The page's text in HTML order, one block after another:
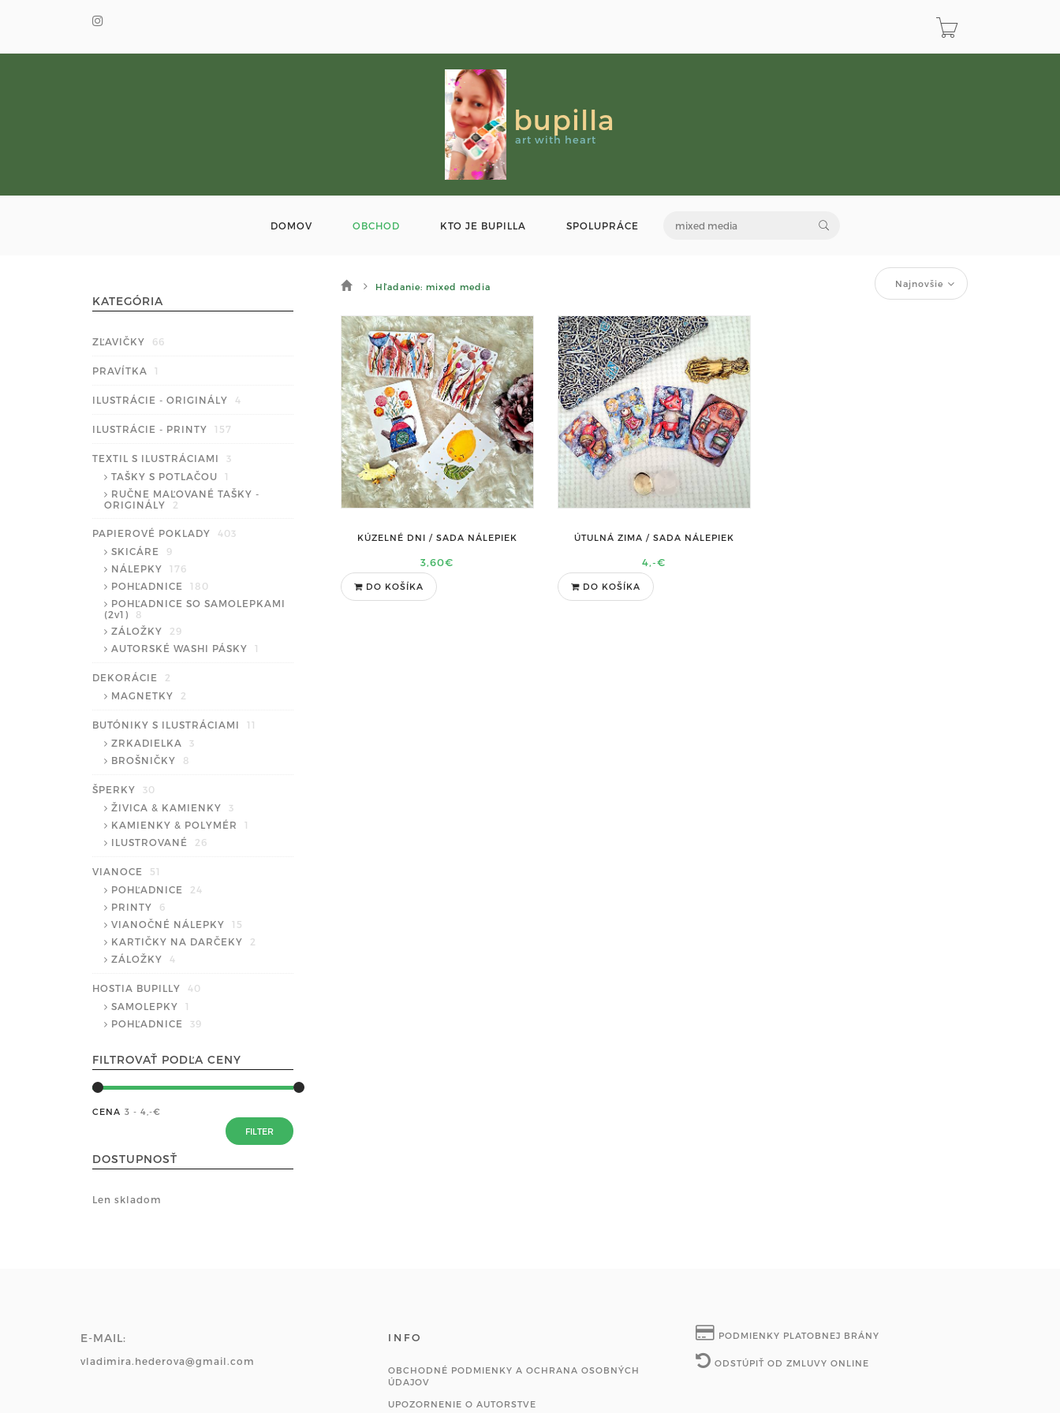
bupilla
art with heart
DOMOV OBCHOD KTO JE BUPILLA SPOLUPRÁCE
KATEGÓRIA
ZĽAVIČKY 66
PRAVÍTKA 1
ILUSTRÁCIE - ORIGINÁLY 4
ILUSTRÁCIE - PRINTY 157
TEXTIL S ILUSTRÁCIAMI
3
TAŠKY S POTLAČOU
1
RUČNE MAĽOVANÉ TAŠKY -
ORIGINÁLY
2
PAPIEROVÉ POKLADY
403
SKICÁRE
9
NÁLEPKY
176
POHĽADNICE
180
POHĽADNICE SO SAMOLEPKAMI
(2v1)
8
ZÁLOŽKY
29
AUTORSKÉ WASHI PÁSKY
1
DEKORÁCIE
2
MAGNETKY
2
BUTÓNIKY S ILUSTRÁCIAMI
11
ZRKADIELKA
3
BROŠNIČKY
8
ŠPERKY
30
ŽIVICA & KAMIENKY
3
KAMIENKY & POLYMÉR
1
ILUSTROVANÉ
26
VIANOCE
51
POHĽADNICE
24
PRINTY
6
VIANOČNÉ NÁLEPKY
15
KARTIČKY NA DARČEKY
2
ZÁLOŽKY
4
HOSTIA BUPILLY
40
SAMOLEPKY
1
POHĽADNICE
39
FILTROVAŤ PODĽA CENY
CENA 3 - 4 ,-€
DOSTUPNOSŤ
Len skladom
Hľadanie: mixed media Najnovšie
KÚZELNÉ DNI / SADA NÁLEPIEK
3,60€
DO KOŠÍKA
ÚTULNÁ ZIMA / SADA NÁLEPIEK
4,-€
DO KOŠÍKA
E-MAIL:
vladimira.hederova@gmail.com
INFO
OBCHODNÉ PODMIENKY A OCHRANA OSOBNÝCH
ÚDAJOV
UPOZORNENIE O AUTORSTVE
PODMIENKY PLATOBNEJ BRÁNY
ODSTÚPIŤ OD ZMLUVY ONLINE